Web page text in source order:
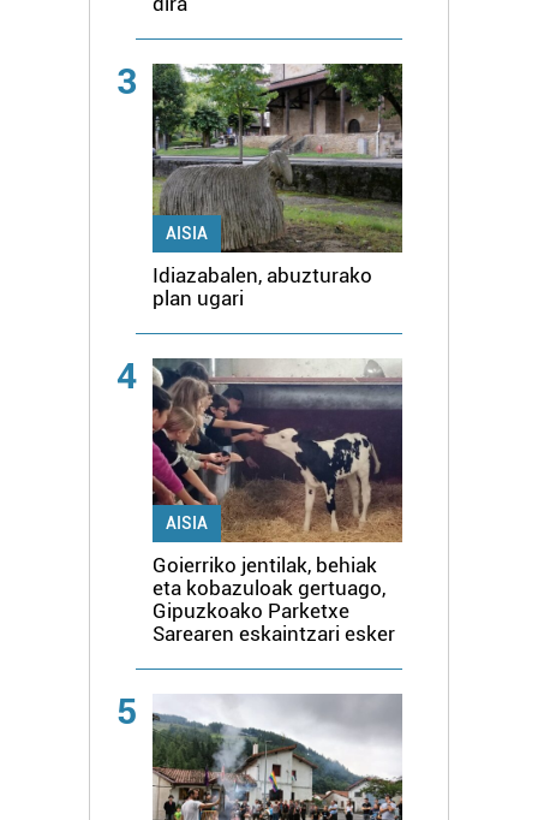
3
AISIA
Idiazabalen, abuzturako
plan ugari
4
AISIA
Goierriko jentilak, behiak
eta kobazuloak gertuago,
Gipuzkoako Parketxe
Sarearen eskaintzari esker
5